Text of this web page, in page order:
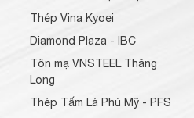
Thép Vina Kyoei
Diamond Plaza - IBC
Tôn mạ VNSTEEL Thăng
Long
Thép Tấm Lá Phú Mỹ - PFS